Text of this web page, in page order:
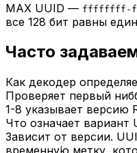
MAX UUID — ffffffff-
все 128 бит равны
Часто
Как декодер
Проверяет первый
1-8 указывает версию
Что означает вариант
Зависит от версии.